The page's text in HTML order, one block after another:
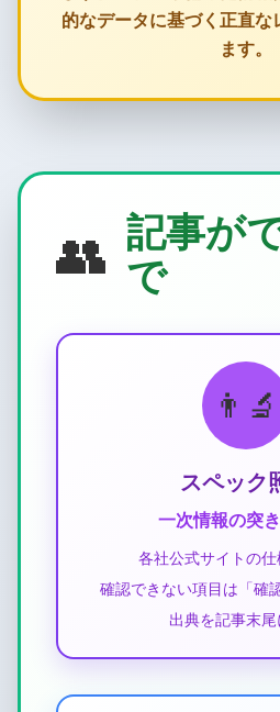
的なデータに基づく正直な
ます。
👥 記事が
で
👨‍🔬
スペック
一次情報の突
各社公式サイトの
確認できない項目は「確
出典を記事末